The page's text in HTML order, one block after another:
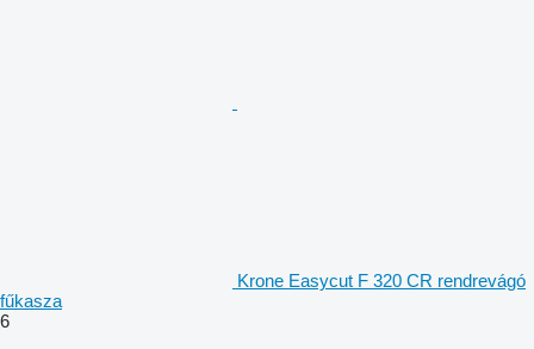
Krone Easycut F 320 CR rendrevágó
fűkasza
6